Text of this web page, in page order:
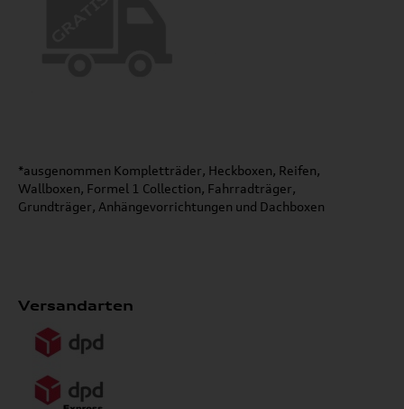
*ausgenommen Kompletträder, Heckboxen, Reifen,
Wallboxen, Formel 1 Collection, Fahrradträger,
Grundträger, Anhängevorrichtungen und Dachboxen
Versandarten